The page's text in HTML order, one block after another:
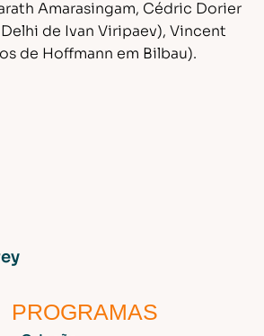
Amarasingam, Cédric Dorier
de Ivan Viripaev), Vincent
de Hoffmann em Bilbau).
PROGRAMAS